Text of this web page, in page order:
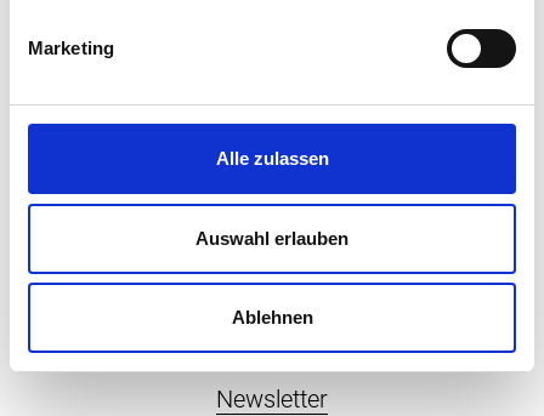
Marketing
Alle zulassen
Auswahl erlauben
Ablehnen
Weiterbildung
Services
Abonnements
ePaper
Veranstaltungen
Newsletter